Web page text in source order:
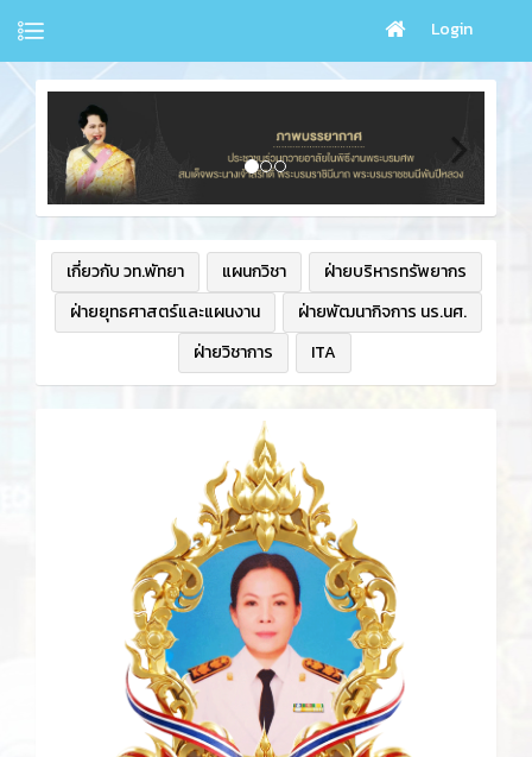
Login
เกี่ยวกับ วท.พัทยา แผนกวิชา
ฝ่ายบริหารทรัพยากร
ฝ่ายยุทธศาสตร์และแผนงาน
ฝ่ายพัฒนากิจการ นร.นศ.
ฝ่ายวิชาการ
ITA